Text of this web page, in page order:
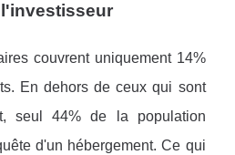
couvrent uniquement 14%
En dehors de ceux qui sont
seul 44% de la population
d'un hébergement. Ce qui